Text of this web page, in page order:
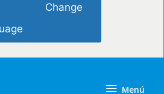
Menú